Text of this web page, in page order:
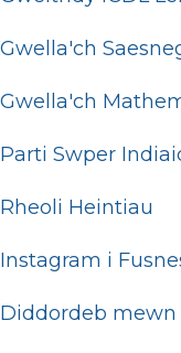
Gwella'ch
Gwella'ch
Parti Swper
Rheoli Heintiau
Instagram i
Diddordeb